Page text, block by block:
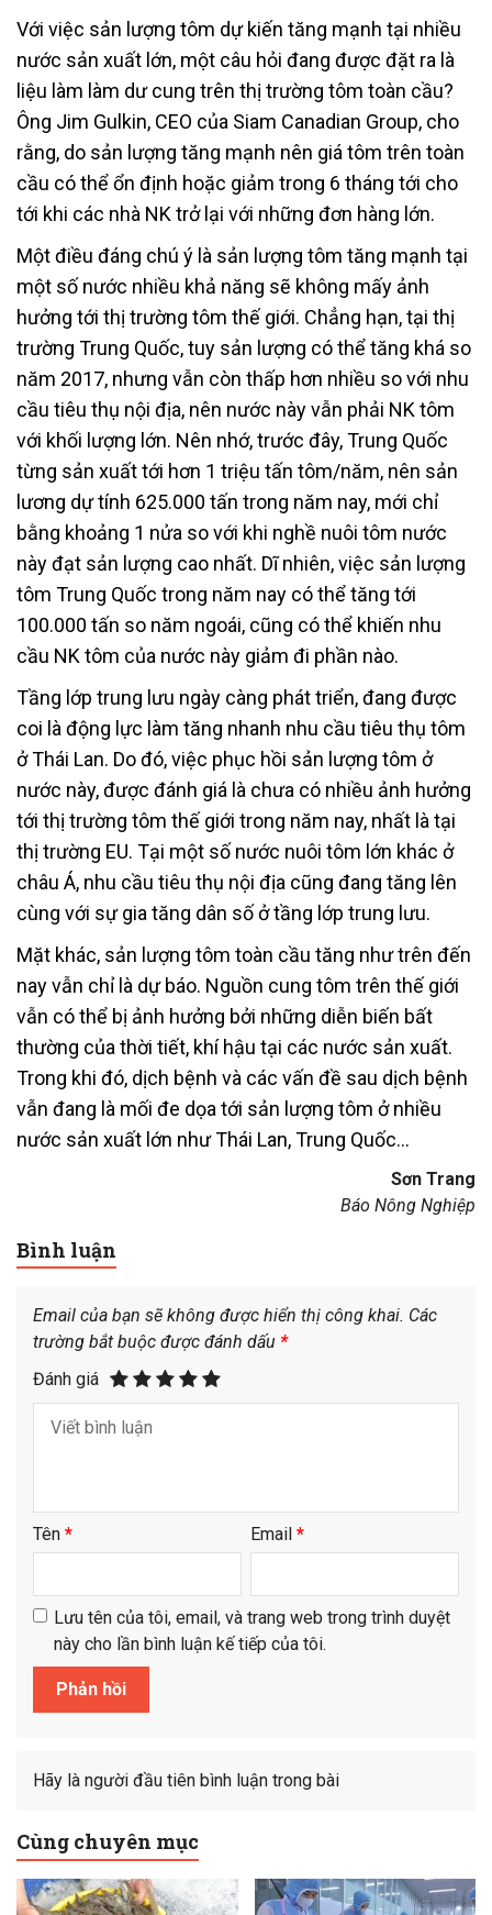
Với việc sản lượng tôm dự kiến tăng mạnh tại nhiều
nước sản xuất lớn, một câu hỏi đang được đặt ra là
liệu làm làm dư cung trên thị trường tôm toàn cầu?
Ông Jim Gulkin, CEO của Siam Canadian Group, cho
rằng, do sản lượng tăng mạnh nên giá tôm trên toàn
cầu có thể ổn định hoặc giảm trong 6 tháng tới cho
tới khi các nhà NK trở lại với những đơn hàng lớn.
Một điều đáng chú ý là sản lượng tôm tăng mạnh tại
một số nước nhiều khả năng sẽ không mấy ảnh
hưởng tới thị trường tôm thế giới. Chẳng hạn, tại thị
trường Trung Quốc, tuy sản lượng có thể tăng khá so
năm 2017, nhưng vẫn còn thấp hơn nhiều so với nhu
cầu tiêu thụ nội địa, nên nước này vẫn phải NK tôm
với khối lượng lớn. Nên nhớ, trước đây, Trung Quốc
từng sản xuất tới hơn 1 triệu tấn tôm/năm, nên sản
lương dự tính 625.000 tấn trong năm nay, mới chỉ
bằng khoảng 1 nửa so với khi nghề nuôi tôm nước
này đạt sản lượng cao nhất. Dĩ nhiên, việc sản lượng
tôm Trung Quốc trong năm nay có thể tăng tới
100.000 tấn so năm ngoái, cũng có thể khiến nhu
cầu NK tôm của nước này giảm đi phần nào.
Tầng lớp trung lưu ngày càng phát triển, đang được
coi là động lực làm tăng nhanh nhu cầu tiêu thụ tôm
ở Thái Lan. Do đó, việc phục hồi sản lượng tôm ở
nước này, được đánh giá là chưa có nhiều ảnh hưởng
tới thị trường tôm thế giới trong năm nay, nhất là tại
thị trường EU. Tại một số nước nuôi tôm lớn khác ở
châu Á, nhu cầu tiêu thụ nội địa cũng đang tăng lên
cùng với sự gia tăng dân số ở tầng lớp trung lưu.
Mặt khác, sản lượng tôm toàn cầu tăng như trên đến
nay vẫn chỉ là dự báo. Nguồn cung tôm trên thế giới
vẫn có thể bị ảnh hưởng bởi những diễn biến bất
thường của thời tiết, khí hậu tại các nước sản xuất.
Trong khi đó, dịch bệnh và các vấn đề sau dịch bệnh
vẫn đang là mối đe dọa tới sản lượng tôm ở nhiều
nước sản xuất lớn như Thái Lan, Trung Quốc…
Sơn Trang
Báo Nông Nghiệp
Bình luận
Email của bạn sẽ không được hiển thị công khai. Các
trường bắt buộc được đánh dấu *
Đánh giá
Tên * Email *
Lưu tên của tôi, email, và trang web trong trình duyệt
này cho lần bình luận kế tiếp của tôi.
Hãy là người đầu tiên bình luận trong bài
Cùng chuyên mục